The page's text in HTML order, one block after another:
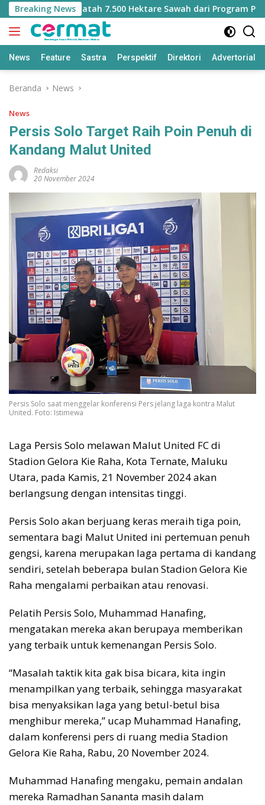
Langsung
ke
konten
Breaking News
Kehilangan Jatah 7.500 Hektare Sawah dari Program Pusat
News Feature Sastra Perspektif Direktori Advertorial
Beranda News
News
Persis Solo Target Raih Poin Penuh di
Kandang Malut United
Redaksi
20 November 2024
Persis Solo saat menggelar konferensi Pers jelang laga kontra Malut
United. Foto: Istimewa
Laga Persis Solo melawan Malut United FC di
Stadion Gelora Kie Raha, Kota Ternate, Maluku
Utara, pada Kamis, 21 November 2024 akan
berlangsung dengan intensitas tinggi.
Persis Solo akan berjuang keras meraih tiga poin,
sementara bagi Malut United ini pertemuan penuh
gengsi, karena merupakan laga pertama di kandang
sendiri, setelah beberapa bulan Stadion Gelora Kie
Raha mengalami perbaikan atau renovasi.
Pelatih Persis Solo, Muhammad Hanafing,
mengatakan mereka akan berupaya memberikan
yang terbaik untuk kemenangan Persis Solo.
“Masalah taktik kita gak bisa bicara, kita ingin
menampilkan yang terbaik, sehingga masyarakat
bisa menyaksikan laga yang betul-betul bisa
menghibur mereka,” ucap Muhammad Hanafing,
dalam konferensi pers di ruang media Stadion
Gelora Kie Raha, Rabu, 20 November 2024.
Muhammad Hanafing mengaku, pemain andalan
mereka Ramadhan Sananta masih dalam